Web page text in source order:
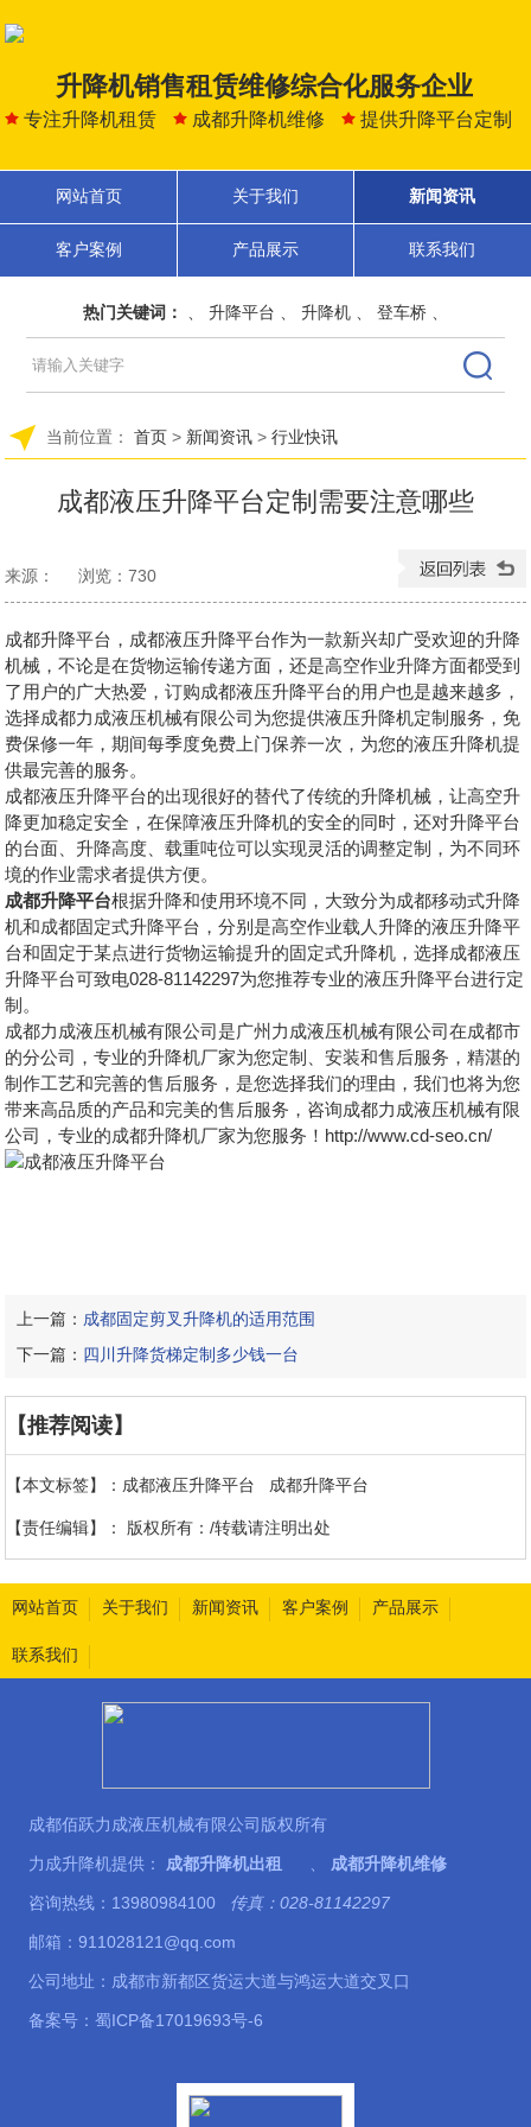
升降机销售租赁维修综合化服务企业
专注升降机租赁 成都升降机维修 提供升降平台定制
网站首页 关于我们 新闻资讯
客户案例 产品展示 联系我们
热门关键词： 升降平台 升降机 登车桥
当前位置： 首页 > 新闻资讯 >行业快讯
成都液压升降平台定制需要注意哪些
来源： 浏览：730
成都升降平台，成都液压升降平台作为一款新兴却广受欢迎的升降
机械，不论是在货物运输传递方面，还是高空作业升降方面都受到
了用户的广大热爱，订购成都液压升降平台的用户也是越来越多，
选择成都力成液压机械有限公司为您提供液压升降机定制服务，免
费保修一年，期间每季度免费上门保养一次，为您的液压升降机提
供最完善的服务。
成都液压升降平台的出现很好的替代了传统的升降机械，让高空升
降更加稳定安全，在保障液压升降机的安全的同时，还对升降平台
的台面、升降高度、载重吨位可以实现灵活的调整定制，为不同环
境的作业需求者提供方便。
成都升降平台根据升降和使用环境不同，大致分为成都移动式升降
机和成都固定式升降平台，分别是高空作业载人升降的液压升降平
台和固定于某点进行货物运输提升的固定式升降机，选择成都液压
升降平台可致电028-81142297为您推荐专业的液压升降平台进行定
制。
成都力成液压机械有限公司是广州力成液压机械有限公司在成都市
的分公司，专业的升降机厂家为您定制、安装和售后服务，精湛的
制作工艺和完善的售后服务，是您选择我们的理由，我们也将为您
带来高品质的产品和完美的售后服务，咨询成都力成液压机械有限
公司，专业的成都升降机厂家为您服务！http://www.cd-seo.cn/
上一篇： 成都固定剪叉升降机的适用范围
下一篇： 四川升降货梯定制多少钱一台
【推荐阅读】
【本文标签】： 成都液压升降平台 成都升降平台
【责任编辑】： 版权所有：/转载请注明出处
网站首页 关于我们 新闻资讯 客户案例 产品展示
联系我们
成都佰跃力成液压机械有限公司版权所有
力成升降机提供： 成都升降机出租 成都升降机维修
咨询热线：13980984100 传真：028-81142297
邮箱：911028121@qq.com
公司地址：成都市新都区货运大道与鸿运大道交叉口
备案号：蜀ICP备17019693号-6